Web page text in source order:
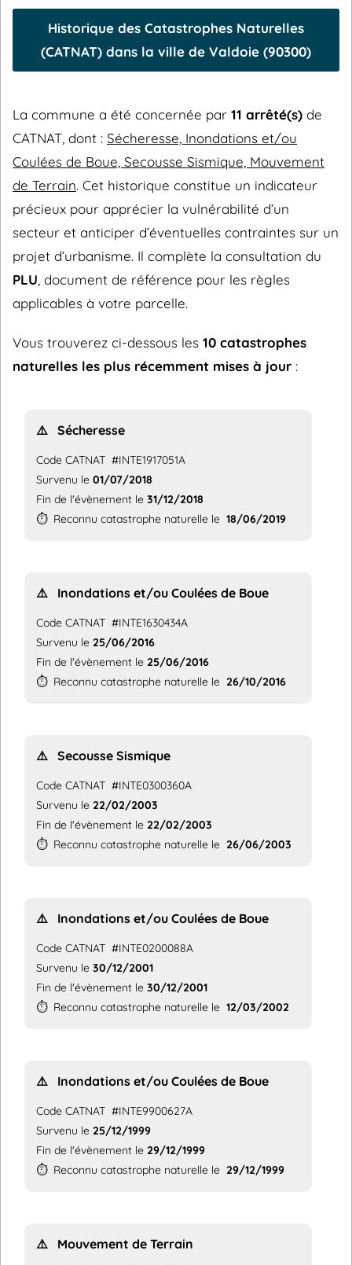
Historique des Catastrophes Naturelles
(CATNAT) dans la ville de Valdoie (90300)
La commune a été concernée par 11 arrêté(s) de
CATNAT, dont : Sécheresse, Inondations et/ou
Coulées de Boue, Secousse Sismique, Mouvement
de Terrain. Cet historique constitue un indicateur
précieux pour apprécier la vulnérabilité d’un
secteur et anticiper d’éventuelles contraintes sur un
projet d’urbanisme. Il complète la consultation du
PLU , document de référence pour les règles
applicables à votre parcelle.
Vous trouverez ci-dessous les 10 catastrophes
naturelles les plus récemment mises à jour :
⚠️ Sécheresse
Code CATNAT #INTE1917051A
Survenu le 01/07/2018
Fin de l'évènement le 31/12/2018
⏱️ Reconnu catastrophe naturelle le 18/06/2019
⚠️ Inondations et/ou Coulées de Boue
Code CATNAT #INTE1630434A
Survenu le 25/06/2016
Fin de l'évènement le 25/06/2016
⏱️ Reconnu catastrophe naturelle le 26/10/2016
⚠️ Secousse Sismique
Code CATNAT #INTE0300360A
Survenu le 22/02/2003
Fin de l'évènement le 22/02/2003
⏱️ Reconnu catastrophe naturelle le 26/06/2003
⚠️ Inondations et/ou Coulées de Boue
Code CATNAT #INTE0200088A
Survenu le 30/12/2001
Fin de l'évènement le 30/12/2001
⏱️ Reconnu catastrophe naturelle le 12/03/2002
⚠️ Inondations et/ou Coulées de Boue
Code CATNAT #INTE9900627A
Survenu le 25/12/1999
Fin de l'évènement le 29/12/1999
⏱️ Reconnu catastrophe naturelle le 29/12/1999
⚠️ Mouvement de Terrain